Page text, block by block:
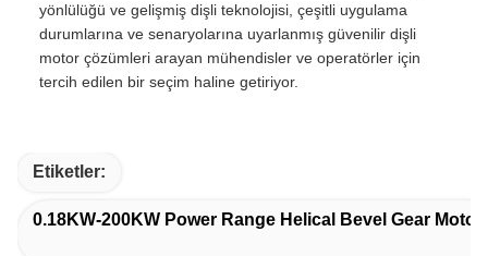
yönlülüğü ve gelişmiş dişli teknolojisi, çeşitli uygulama
durumlarına ve senaryolarına uyarlanmış güvenilir dişli
motor çözümleri arayan mühendisler ve operatörler için
tercih edilen bir seçim haline getiriyor.
Etiketler:
0.18KW-200KW Power Range Helical Bevel Gear Motor